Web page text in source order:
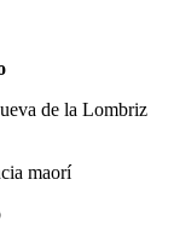
de la Lombriz
maorí